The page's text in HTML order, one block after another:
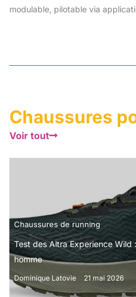
modulable, pilotable via
Chaussures
Voir tout
Chaussures de running
Test des Altra Experience Wild
homme
Dominique Latovie 21 mai 2026